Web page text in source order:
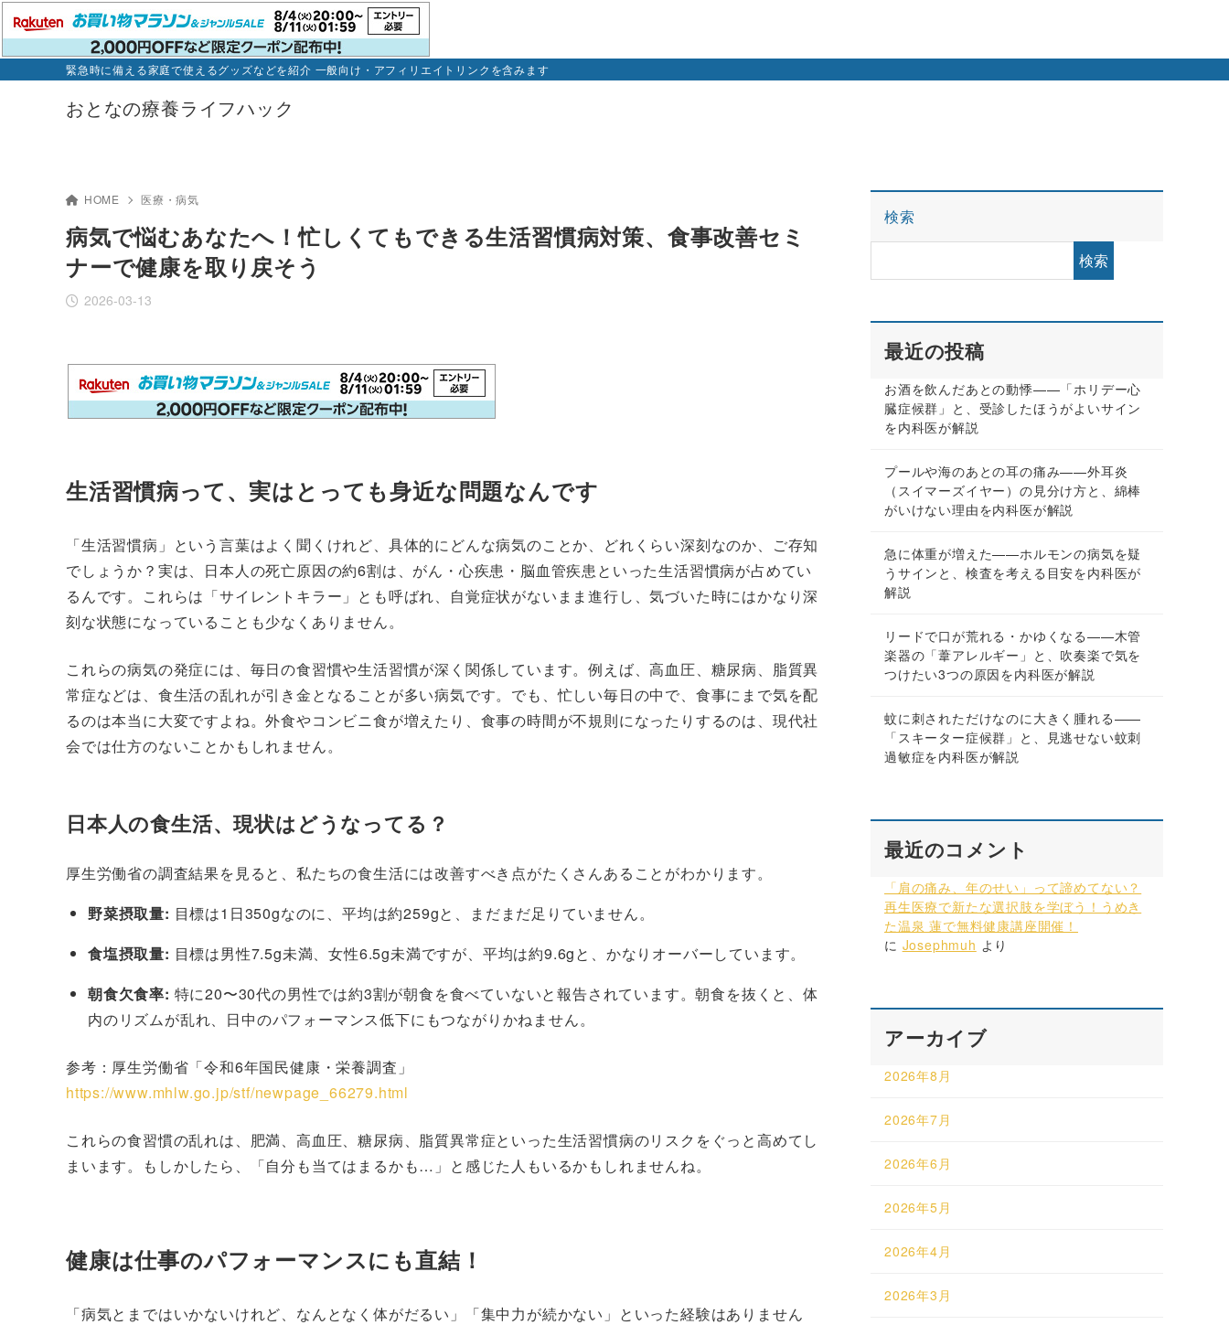
おとなの療養ライフハック
緊急時に備える家庭で使えるグッズなどを紹介 一般向け・アフィリエイトリンクを含みます
HOME 医療・病気
病気で悩むあなたへ！忙しくてもできる生活習慣病対策、食事改善セミ
ナーで健康を取り戻そう
2026-03-13
生活習慣病って、実はとっても身近な問題なんです
「生活習慣病」という言葉はよく聞くけれど、具体的にどんな病気のことか、どれくらい深刻なのか、ご存知
でしょうか？実は、日本人の死亡原因の約6割は、がん・心疾患・脳血管疾患といった生活習慣病が占めてい
るんです。これらは「サイレントキラー」とも呼ばれ、自覚症状がないまま進行し、気づいた時にはかなり深
刻な状態になっていることも少なくありません。
これらの病気の発症には、毎日の食習慣や生活習慣が深く関係しています。例えば、高血圧、糖尿病、脂質異
常症などは、食生活の乱れが引き金となることが多い病気です。でも、忙しい毎日の中で、食事にまで気を配
るのは本当に大変ですよね。外食やコンビニ食が増えたり、食事の時間が不規則になったりするのは、現代社
会では仕方のないことかもしれません。
日本人の食生活、現状はどうなってる？
厚生労働省の調査結果を見ると、私たちの食生活には改善すべき点がたくさんあることがわかります。
野菜摂取量: 目標は1日350gなのに、平均は約259gと、まだまだ足りていません。
食塩摂取量: 目標は男性7.5g未満、女性6.5g未満ですが、平均は約9.6gと、かなりオーバーしています。
朝食欠食率: 特に20〜30代の男性では約3割が朝食を食べていないと報告されています。朝食を抜くと、体
内のリズムが乱れ、日中のパフォーマンス低下にもつながりかねません。
参考：厚生労働省「令和6年国民健康・栄養調査」
https://www.mhlw.go.jp/stf/newpage_66279.html
これらの食習慣の乱れは、肥満、高血圧、糖尿病、脂質異常症といった生活習慣病のリスクをぐっと高めてし
まいます。もしかしたら、「自分も当てはまるかも…」と感じた人もいるかもしれませんね。
健康は仕事のパフォーマンスにも直結！
「病気とまではいかないけれど、なんとなく体がだるい」「集中力が続かない」といった経験はありません
検索
検索
最近の投稿
お酒を飲んだあとの動悸——「ホリデー心
臓症候群」と、受診したほうがよいサイン
を内科医が解説
プールや海のあとの耳の痛み——外耳炎
（スイマーズイヤー）の見分け方と、綿棒
がいけない理由を内科医が解説
急に体重が増えた——ホルモンの病気を疑
うサインと、検査を考える目安を内科医が
解説
リードで口が荒れる・かゆくなる——木管
楽器の「葦アレルギー」と、吹奏楽で気を
つけたい3つの原因を内科医が解説
蚊に刺されただけなのに大きく腫れる——
「スキーター症候群」と、見逃せない蚊刺
過敏症を内科医が解説
最近のコメント
「肩の痛み、年のせい」って諦めてない？
再生医療で新たな選択肢を学ぼう！うめき
た温泉 蓮で無料健康講座開催！
に Josephmuh より
アーカイブ
2026年8月
2026年7月
2026年6月
2026年5月
2026年4月
2026年3月